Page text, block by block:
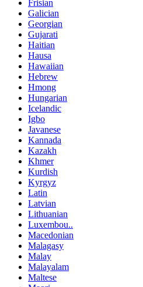
Frisian
Galician
Georgian
Gujarati
Haitian
Hausa
Hawaiian
Hebrew
Hmong
Hungarian
Icelandic
Igbo
Javanese
Kannada
Kazakh
Khmer
Kurdish
Kyrgyz
Latin
Latvian
Lithuanian
Luxembou..
Macedonian
Malagasy
Malay
Malayalam
Maltese